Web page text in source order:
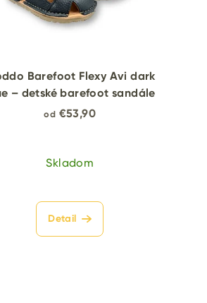
Barefoot Flexy Avi dark
– detské barefoot sandále
od €53,90
Skladom
Detail